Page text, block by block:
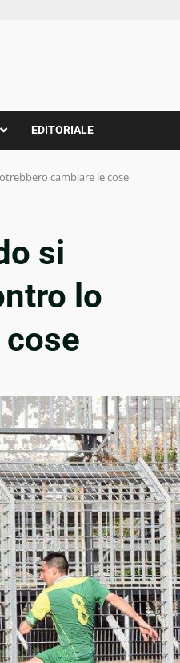
EDITORIALE
cambiare le cose
si
lo